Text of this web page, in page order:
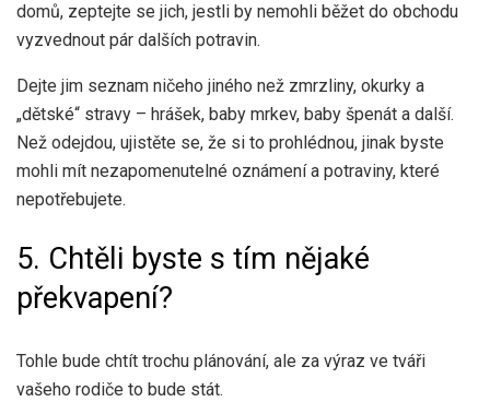
domů, zeptejte se jich, jestli by nemohli běžet do obchodu
vyzvednout pár dalších potravin.
Dejte jim seznam ničeho jiného než zmrzliny, okurky a
„dětské“ stravy – hrášek, baby mrkev, baby špenát a další.
Než odejdou, ujistěte se, že si to prohlédnou, jinak byste
mohli mít nezapomenutelné oznámení a potraviny, které
nepotřebujete.
5. Chtěli byste s tím nějaké
překvapení?
Tohle bude chtít trochu plánování, ale za výraz ve tváři
vašeho rodiče to bude stát.